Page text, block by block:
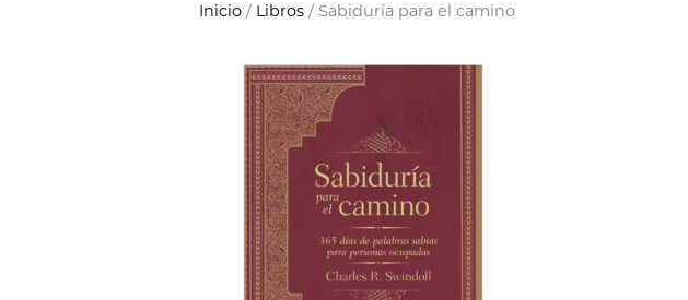
Inicio / Libros / Sabiduría para el camino